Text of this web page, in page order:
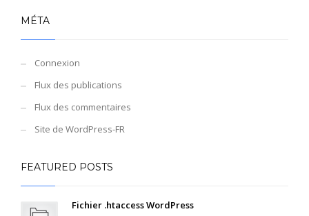
MÉTA
Connexion
Flux des publications
Flux des commentaires
Site de WordPress-FR
FEATURED POSTS
Fichier .htaccess WordPress